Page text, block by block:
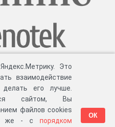
Это
взаимодействие
его лучше.
сайтом, Вы
файлов cookies
же - с порядком
ОК